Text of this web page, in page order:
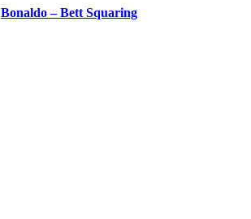
Bonaldo – Bett Squaring